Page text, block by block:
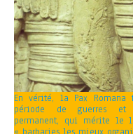
En vérité, la Pax Romana
période de guerres et
permanent, qui mérite le